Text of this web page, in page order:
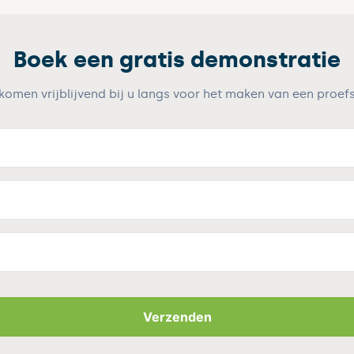
Boek een gratis demonstratie
vrijblijvend bij u langs voor het maken van een